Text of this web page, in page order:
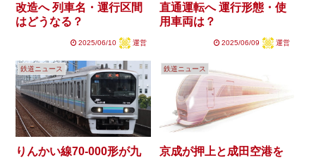
改造へ 列車名・運行区間
はどうなる？
2025/06/10 運営
直通運転へ 運行形態・使
用車両は？
2025/06/09 運営
鉄道ニュース
りんかい線70-000形が九
鉄道ニュース
京成が押上と成田空港を